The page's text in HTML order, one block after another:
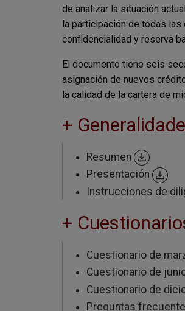
de analizar la situación
la participación de todas
confidencialidad y reserva
El documento tiene seis
asignación de nuevos
la calidad de la cartera de
+
Resumen
Presentación
Instrucciones de
+
Cuestionario de
Cuestionario de
Cuestionario de
Preguntas